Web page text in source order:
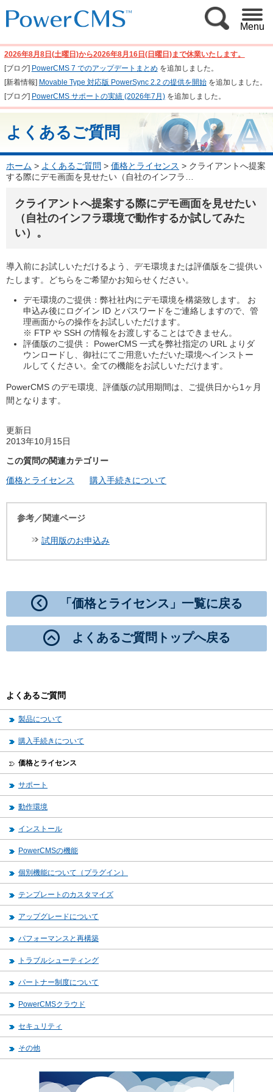
Menu
2026年8月8日(土曜日)から2026年8月16日(日曜日)まで休業いたします。
[ブログ] PowerCMS 7 でのアップデートまとめ を追加しました。
[新着情報] Movable Type 対応版 PowerSync 2.2 の提供を開始を追加しました。
[ブログ] PowerCMS サポートの実績 (2026年7月)を追加しました。
よくあるご質問
ホーム > よくあるご質問 > 価格とライセンス > クライアントへ提案
する際にデモ画面を見せたい（自社のインフラ…
クライアントへ提案する際にデモ画面を見せたい
（自社のインフラ環境で動作するか試してみた
い）。
導入前にお試しいただけるよう、デモ環境または評価版をご提供い
たします。どちらをご希望かお知らせください。
デモ環境のご提供：弊社社内にデモ環境を構築致します。 お
申込み後にログイン ID とパスワードをご連絡しますので、管
理画面からの操作をお試しいただけます。
※ FTP や SSH の情報をお渡しすることはできません。
評価版のご提供： PowerCMS 一式を弊社指定の URL よりダ
ウンロードし、御社にてご用意いただいた環境へインストー
ルしてください。全ての機能をお試しいただけます。
PowerCMS のデモ環境、評価版の試用期間は、ご提供日から1ヶ月
間となります。
更新日
2013年10月15日
この質問の関連カテゴリー
価格とライセンス
購入手続きについて
参考／関連ページ
試用版のお申込み
「価格とライセンス」一覧に戻る
よくあるご質問トップへ戻る
よくあるご質問
製品について
購入手続きについて
価格とライセンス
サポート
動作環境
インストール
PowerCMSの機能
個別機能について（プラグイン）
テンプレートのカスタマイズ
アップグレードについて
パフォーマンスと再構築
トラブルシューティング
パートナー制度について
PowerCMSクラウド
セキュリティ
その他